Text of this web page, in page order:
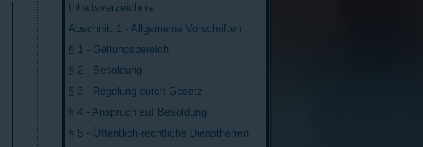
Inhaltsverzeichnis
Abschnitt 1 - Allgemeine Vorschriften
§ 1 - Geltungsbereich
§ 2 - Besoldung
§ 3 - Regelung durch Gesetz
§ 4 - Anspruch auf Besoldung
§ 5 - Öffentlich-rechtliche Dienstherren